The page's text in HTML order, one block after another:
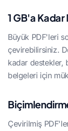
1 GB'a
Büyük PDF'leri
çevirebilirsiniz.
kadar destekler,
belgeleri için
Çevirilmiş